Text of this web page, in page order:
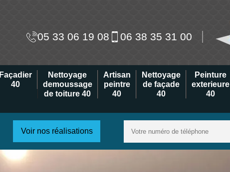
05 33 06 19 08 06 38 35 31 00
Façadier
40
Nettoyage
demoussage
de toiture 40
Artisan
peintre
40
Nettoyage
de façade
40
Peinture
exterieure
40
Voir nos réalisations